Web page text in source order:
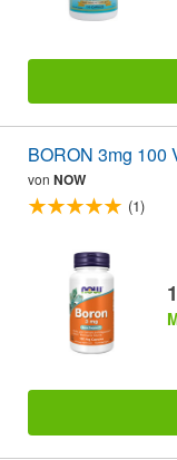
BORON 3mg 100
von NOW
(1)